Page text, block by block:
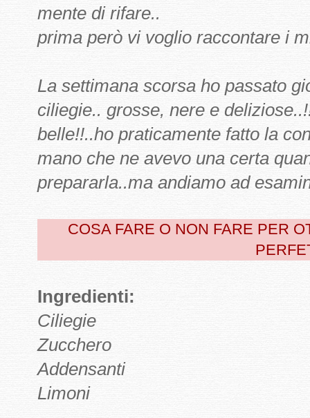
mente di rifare..
prima però vi voglio raccontare i
La settimana scorsa ho passato
ciliegie.. grosse, nere e
belle!!..ho praticamente fatto la
mano che ne avevo una certa
prepararla..ma andiamo ad
COSA FARE O NON FARE PER
Ingredienti:
Ciliegie
Zucchero
Addensanti
Limoni